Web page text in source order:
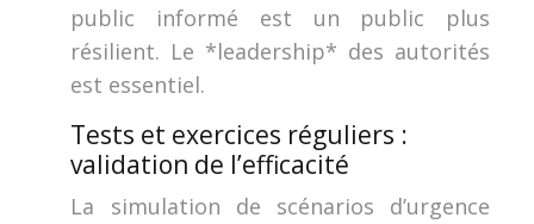
public informé est un public plus
résilient. Le *leadership* des autorités
est essentiel.
Tests et exercices réguliers :
validation de l’efficacité
La simulation de scénarios d’urgence